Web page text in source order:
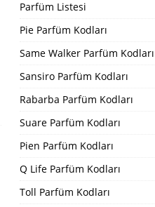
Parfüm Listesi
Pie Parfüm Kodları
Same Walker Parfüm Kodları
Sansiro Parfüm Kodları
Rabarba Parfüm Kodları
Suare Parfüm Kodları
Pien Parfüm Kodları
Q Life Parfüm Kodları
Toll Parfüm Kodları